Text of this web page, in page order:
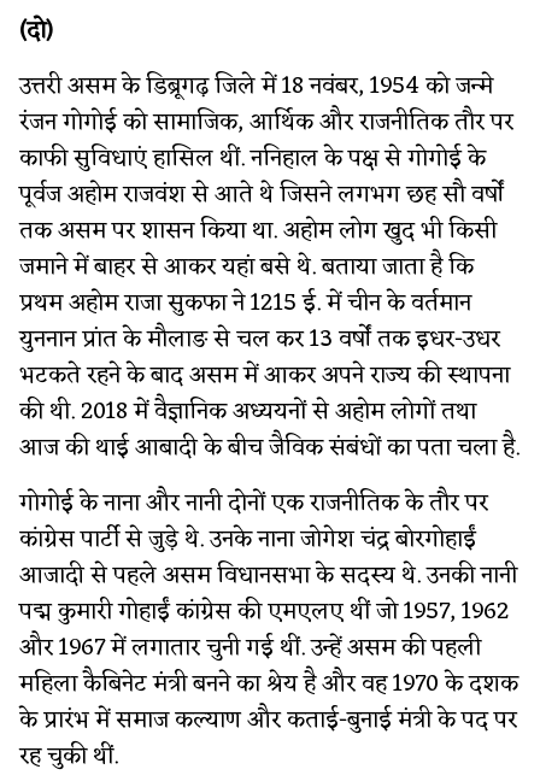
(दो)
उत्तरी असम के डिब्रूगढ़ जिले में 18 नवंबर, 1954 को जन्मे
रंजन गोगोई को सामाजिक, आर्थिक और राजनीतिक तौर पर
काफी सुविधाएं हासिल थीं. ननिहाल के पक्ष से गोगोई के
पूर्वज अहोम राजवंश से आते थे जिसने लगभग छह सौ वर्षों
तक असम पर शासन किया था. अहोम लोग खुद भी किसी
जमाने में बाहर से आकर यहां बसे थे. बताया जाता है कि
प्रथम अहोम राजा सुकफा ने 1215 ई. में चीन के वर्तमान
युननान प्रांत के मौलाङ से चल कर 13 वर्षों तक इधर-उधर
भटकते रहने के बाद असम में आकर अपने राज्य की स्थापना
की थी. 2018 में वैज्ञानिक अध्ययनों से अहोम लोगों तथा
आज की थाई आबादी के बीच जैविक संबंधों का पता चला है.
गोगोई के नाना और नानी दोनों एक राजनीतिक के तौर पर
कांग्रेस पार्टी से जुड़े थे. उनके नाना जोगेश चंद्र बोरगोहाईं
आजादी से पहले असम विधानसभा के सदस्य थे. उनकी नानी
पद्म कुमारी गोहाईं कांग्रेस की एमएलए थीं जो 1957, 1962
और 1967 में लगातार चुनी गई थीं. उन्हें असम की पहली
महिला कैबिनेट मंत्री बनने का श्रेय है और वह 1970 के दशक
के प्रारंभ में समाज कल्याण और कताई-बुनाई मंत्री के पद पर
रह चुकी थीं.